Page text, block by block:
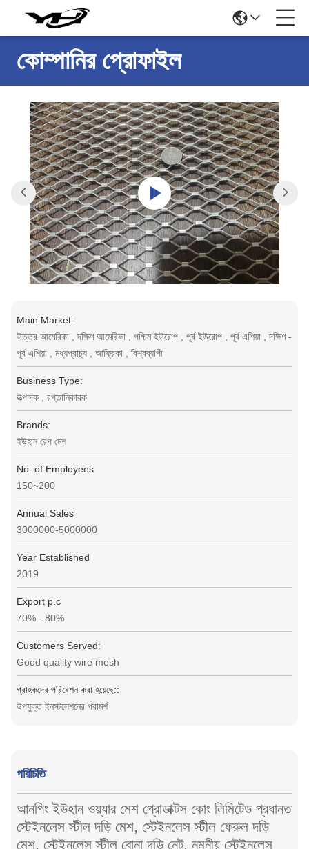
কোম্পানির প্রোফাইল
Main Market:
উত্তর আমেরিকা , দক্ষিণ আমেরিকা , পশ্চিম ইউরোপ , পূর্ব ইউরোপ , পূর্ব এশিয়া , দক্ষিণ -
পূর্ব এশিয়া , মধ্যপ্রাচ্য , আফ্রিকা , বিশ্বব্যাপী
Business Type:
উত্পাদক , রপ্তানিকারক
Brands:
ইউহান রেপ মেশ
No. of Employees
150~200
Annual Sales
3000000-5000000
Year Established
2019
Export p.c
70% - 80%
Customers Served:
Good quality wire mesh
গ্রাহকদের পরিবেশন করা হয়েছে::
উপযুক্ত ইনস্টলেশনের পরামর্শ
পরিচিতি
আনপিং ইউহান ওয়্যার মেশ প্রোডাক্টস কোং লিমিটেড প্রধানত
স্টেইনলেস স্টীল দড়ি মেশ, স্টেইনলেস স্টীল ফেরুল দড়ি
মেশ, স্টেইনলেস স্টীল বোনা দড়ি নেট, নমনীয় স্টেইনলেস